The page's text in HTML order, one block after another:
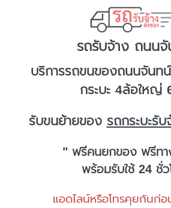
รถรับจ้าง ถนน
บริการรถขนของถนนจันทน์
กระบะ 4ล้อใหญ่
รับขนย้ายของ รถกระบะรั
" ฟรีคนยกของ ฟรีท
พร้อมรับใช้ 24 ชั่ว
แอดไลน์หรือโทรคุยกันก่อ